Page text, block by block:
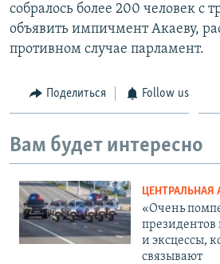
собралось более 200 человек с
объявить импичмент Акаеву,
противном случае парламент.
Поделиться Follow us
Вам будет интересно
ЦЕНТРАЛЬНАЯ
«Очень
президентов
и эксцессы,
связывают